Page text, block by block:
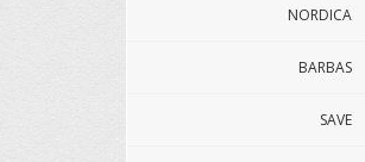
NORDICA
BARBAS
SAVE